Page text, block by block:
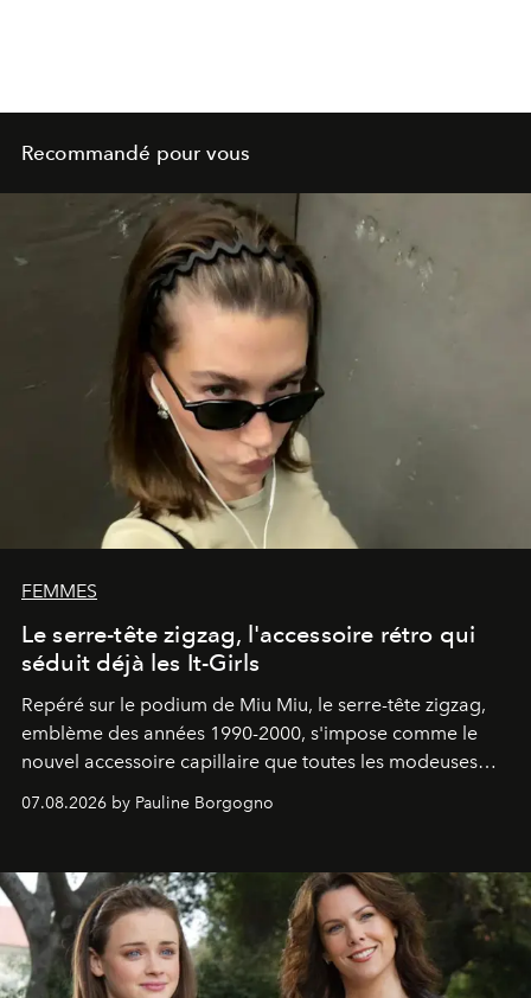
Recommandé pour vous
FEMMES
Le serre-tête zigzag, l'accessoire rétro qui
séduit déjà les It-Girls
Repéré sur le podium de Miu Miu, le serre-tête zigzag,
emblème des années 1990-2000, s'impose comme le
nouvel accessoire capillaire que toutes les modeuses
s'arrachent déjà.
07.08.2026 by Pauline Borgogno